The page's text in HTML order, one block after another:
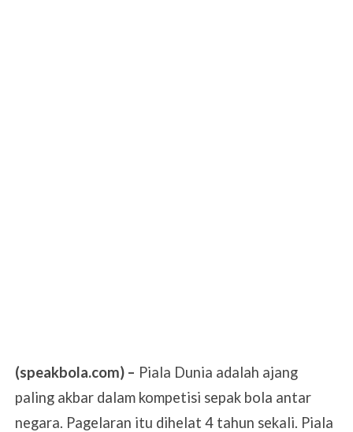
(speakbola.com) – Piala Dunia adalah ajang
paling akbar dalam kompetisi sepak bola antar
negara. Pagelaran itu dihelat 4 tahun sekali. Piala